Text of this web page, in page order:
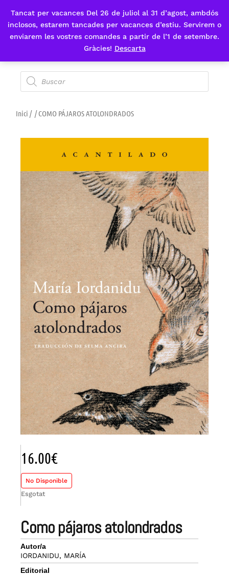
Tancat per vacances Del 26 de juliol al 31 d’agost, ambdós
inclosos, estarem tancades per vacances d’estiu. Servirem o
enviarem les vostres comandes a partir de l’1 de setembre.
Gràcies! Descarta
Fes-te'n sòcia
Inici / / COMO PÁJAROS ATOLONDRADOS
como pájaros atolondrados
Autor/a
IORDANIDU, MARÍA
Editorial
16.00€
No Disponible
Esgotat